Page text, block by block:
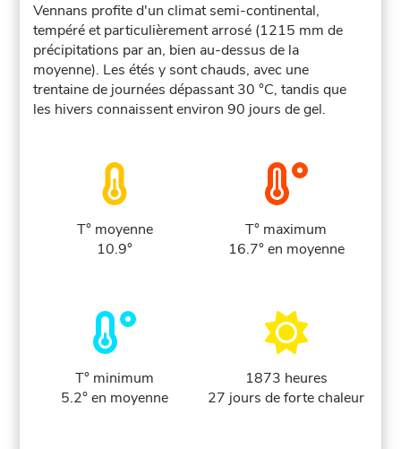
Vennans profite d'un climat semi-continental,
tempéré et particulièrement arrosé (1215 mm de
précipitations par an, bien au-dessus de la
moyenne). Les étés y sont chauds, avec une
trentaine de journées dépassant 30 °C, tandis que
les hivers connaissent environ 90 jours de gel.
T° moyenne
10.9°
T° maximum
16.7° en moyenne
T° minimum
5.2° en moyenne
1873 heures
27 jours de forte chaleur